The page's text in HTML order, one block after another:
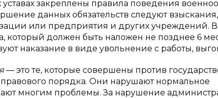
закреплены правила поведения
данных обязательств следуют
или предприятия и других учреждений.
который должен быть наложен не позднее 6
наказание в виде увольнение с работы,
— это те, которые совершены против
порядка. Они нарушают нормальное
многим проблемы. За нарушение